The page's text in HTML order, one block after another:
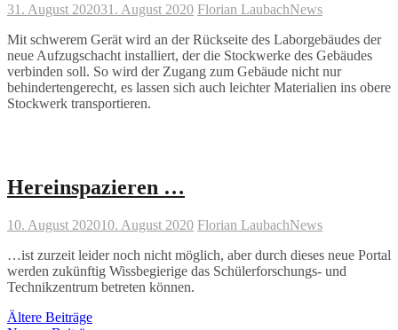
31. August 202031. August 2020 Florian LaubachNews
Mit schwerem Gerät wird an der Rückseite des Laborgebäudes der
neue Aufzugschacht installiert, der die Stockwerke des Gebäudes
verbinden soll. So wird der Zugang zum Gebäude nicht nur
behindertengerecht, es lassen sich auch leichter Materialien ins obere
Stockwerk transportieren.
Hereinspazieren …
10. August 202010. August 2020 Florian LaubachNews
…ist zurzeit leider noch nicht möglich, aber durch dieses neue Portal
werden zukünftig Wissbegierige das Schülerforschungs- und
Technikzentrum betreten können.
Beitragsnavigation
Ältere Beiträge